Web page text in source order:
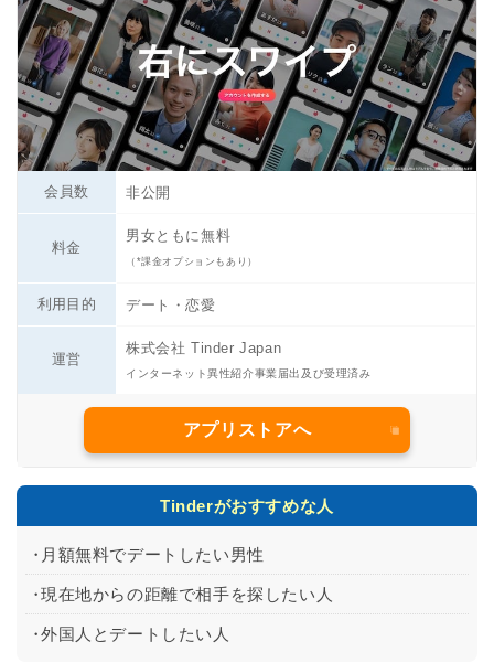
会員数 非公開
料金
男女ともに無料
（*課金オプションもあり）
利用目的 デート・恋愛
運営
株式会社 Tinder Japan
インターネット異性紹介事業届出及び受理済み
アプリストアへ
Tinderがおすすめな人
月額無料でデートしたい男性
現在地からの距離で相手を探したい人
外国人とデートしたい人